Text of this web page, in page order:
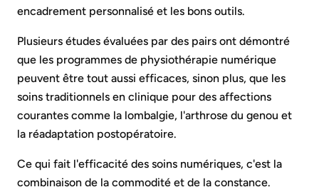
encadrement personnalisé et les bons outils.
Plusieurs études évaluées par des pairs ont démontré
que les programmes de physiothérapie numérique
peuvent être tout aussi efficaces, sinon plus, que les
soins traditionnels en clinique pour des affections
courantes comme la lombalgie, l'arthrose du genou et
la réadaptation postopératoire.
Ce qui fait l'efficacité des soins numériques, c'est la
combinaison de la commodité et de la constance.